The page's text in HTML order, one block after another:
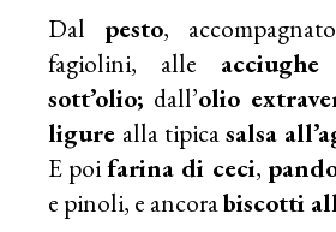
Dal pesto,
fagiolini, alle
sott’olio; dall’olio
ligure alla tipicasalsa
E poifarina di ceci,
e pinoli, e ancorabiscotti